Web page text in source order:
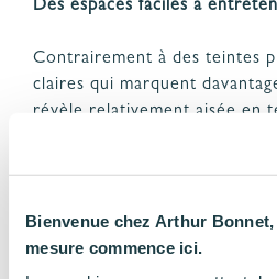
Bienvenue chez Arthur
mesure commence ici.
Des espaces faciles à
Contrairement à des teintes
claires qui marquent
révèle relativement aisée en
elle dissimule avec finesse